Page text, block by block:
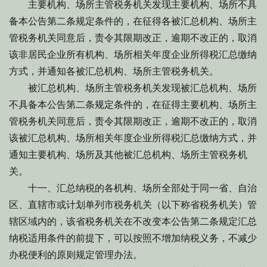
主要机构、场所主管税务机关发现主要机构、场所不具
备本公告第二条规定条件的，在征得各被汇总机构、场所主
管税务机关同意后，责令其限期改正，逾期不改正的，取消
该非居民企业所有机构、场所相关年度企业所得税汇总缴纳
方式，并通知各被汇总机构、场所主管税务机关。
被汇总机构、场所主管税务机关发现被汇总机构、场所
不具备本公告第二条规定条件的，在征得主要机构、场所主
管税务机关同意后，责令其限期改正，逾期不改正的，取消
该被汇总机构、场所相关年度企业所得税汇总缴纳方式，并
通知主要机构、场所及其他被汇总机构、场所主管税务机
关。
十一、汇总纳税的各机构、场所全部处于同一省、自治
区、直辖市或计划单列市税务机关（以下称省税务机关）管
辖区域内的，该省税务机关在不改变本公告第二条规定汇总
纳税适用条件的前提下，可以按照不增加纳税义务，不减少
办税便利的原则规定管理办法。